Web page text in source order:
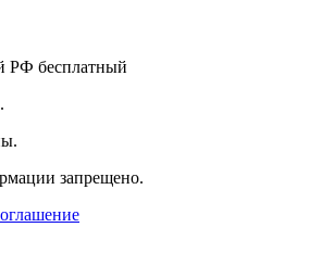
РФ бесплатный
запрещено.